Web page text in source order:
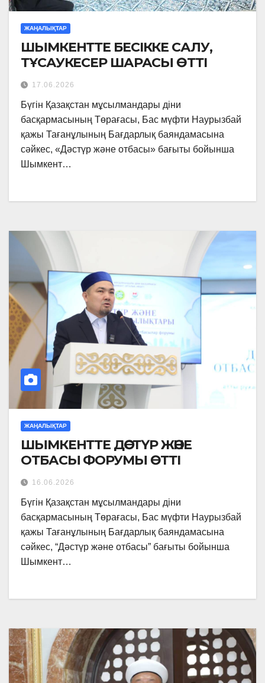
ЖАҢАЛЫҚТАР
ШЫМКЕНТТЕ БЕСІККЕ САЛУ,
ТҰСАУКЕСЕР ШАРАСЫ ӨТТІ
17.06.2026
Бүгін Қазақстан мұсылмандары діни
басқармасының Төрағасы, Бас мүфти Наурызбай
қажы Тағанұлының Бағдарлық баяндамасына
сәйкес, «Дәстүр және отбасы» бағыты бойынша
Шымкент…
ЖАҢАЛЫҚТАР
ШЫМКЕНТТЕ ДӘСТҮР ЖӘНЕ
ОТБАСЫ ФОРУМЫ ӨТТІ
16.06.2026
Бүгін Қазақстан мұсылмандары діни
басқармасының Төрағасы, Бас мүфти Наурызбай
қажы Тағанұлының Бағдарлық баяндамасына
сәйкес, “Дәстүр және отбасы” бағыты бойынша
Шымкент…